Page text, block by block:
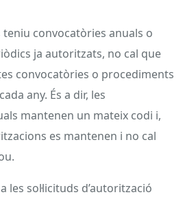
teniu convocatòries anuals o
ja autoritzats, no cal que
convocatòries o procediments
any. És a dir, les
mantenen un mateix codi i,
es mantenen i no cal
les sol·licituds d’autorització